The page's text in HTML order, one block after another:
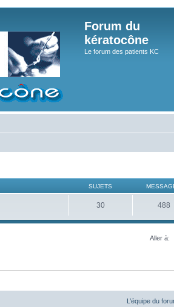
Forum du
kératocône
Le forum des patients KC
SUJETS
30 488
Aller à:
L’équipe du